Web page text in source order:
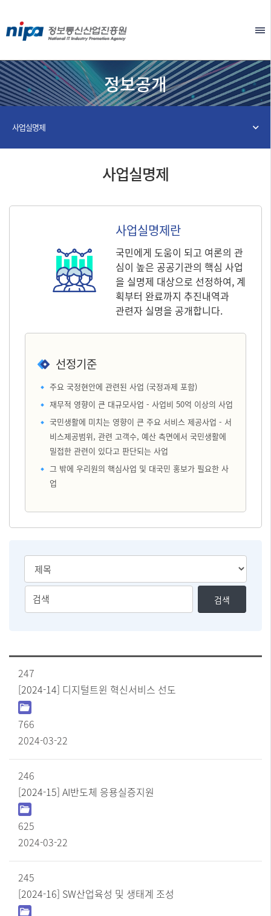
정보공개
사업실명제
사업실명제
사업실명제란
국민에게 도움이 되고 여론의 관
심이 높은 공공기관의 핵심 사업
을 실명제 대상으로 선정하여, 계
획부터 완료까지 추진내역과
관련자 실명을 공개합니다.
선정기준
주요 국정현안에 관련된 사업 (국정과제 포함)
재무적 영향이 큰 대규모사업 - 사업비 50억 이상의 사업
국민생활에 미치는 영향이 큰 주요 서비스 제공사업 - 서
비스제공범위, 관련 고객수, 예산 측면에서 국민생활에
밀접한 관련이 있다고 판단되는 사업
그 밖에 우리원의 핵심사업 및 대국민 홍보가 필요한 사
업
검
택
검
력
하
실
수
있
습
니
검색
회
247
[2024-14] 디지털트윈 혁신서비스 선도
766
2024-03-22
246
[2024-15] AI반도체 응용실증지원
625
2024-03-22
245
[2024-16] SW산업육성 및 생태계 조성